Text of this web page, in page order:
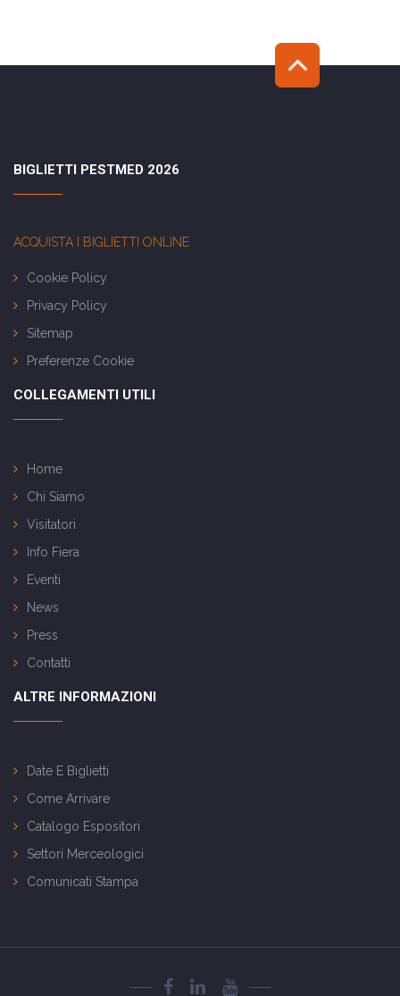
BIGLIETTI PESTMED 2026
ACQUISTA I BIGLIETTI ONLINE
Cookie Policy
Privacy Policy
Sitemap
Preferenze Cookie
COLLEGAMENTI UTILI
Home
Chi Siamo
Visitatori
Info Fiera
Eventi
News
Press
Contatti
ALTRE INFORMAZIONI
Date E Biglietti
Come Arrivare
Catalogo Espositori
Settori Merceologici
Comunicati Stampa